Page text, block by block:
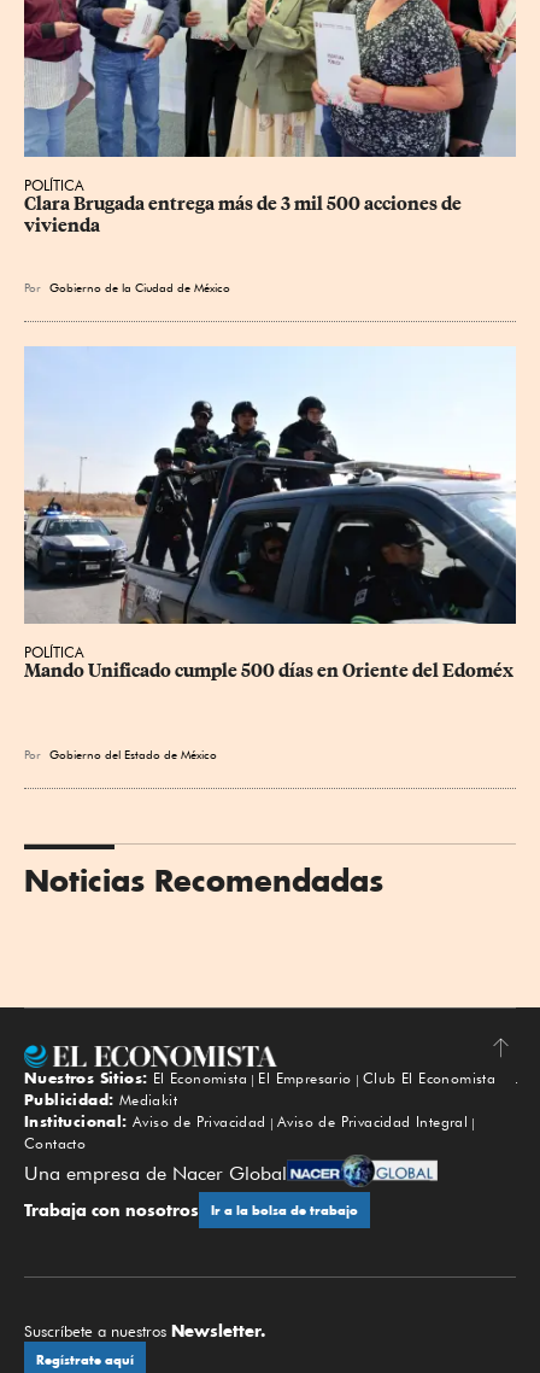
POLÍTICA
Clara Brugada entrega más de 3 mil 500 acciones de
vivienda
Por Gobierno de la Ciudad de México
POLÍTICA
Mando Unificado cumple 500 días en Oriente del Edoméx
Por Gobierno del Estado de México
Noticias Recomendadas
Subir
Nuestros Sitios: El Economista El Empresario
Club El Economista
Publicidad: Mediakit
Institucional: Aviso de Privacidad
Aviso de Privacidad Integral
Contacto
Una empresa de Nacer Global
Trabaja con nosotros Ir a la bolsa de trabajo
Suscríbete a nuestros Newsletter.
Regístrate aquí